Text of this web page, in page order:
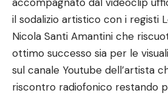
il sodalizio artistico con i registi
Nicola Santi Amantini che
ottimo successo sia per le
sul canale Youtube dell’artista
riscontro radiofonico restando